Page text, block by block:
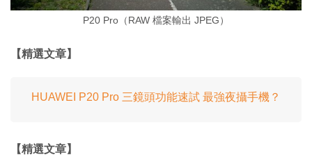
P20 Pro（RAW 檔案輸出 JPEG）
【精選文章】
HUAWEI P20 Pro 三鏡頭功能速試 最強夜攝手機？
【精選文章】